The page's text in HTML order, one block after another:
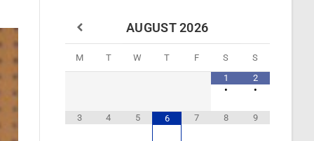
AUGUST 2026
M T W T F S
S
1
•
2
•
3 4 5 6 7 8 9